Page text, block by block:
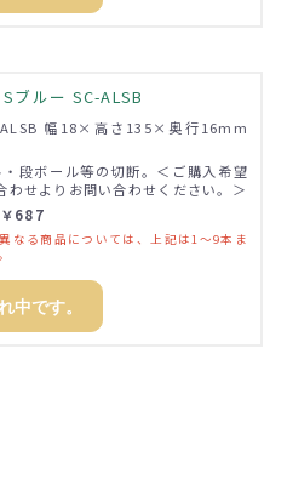
ブルー SC-ALSB
幅18×高さ135×奥行16mm
段ボール等の切断。＜ご購入希望
わせよりお問い合わせください。＞
687
なる商品については、上記は1～9本ま
中です。